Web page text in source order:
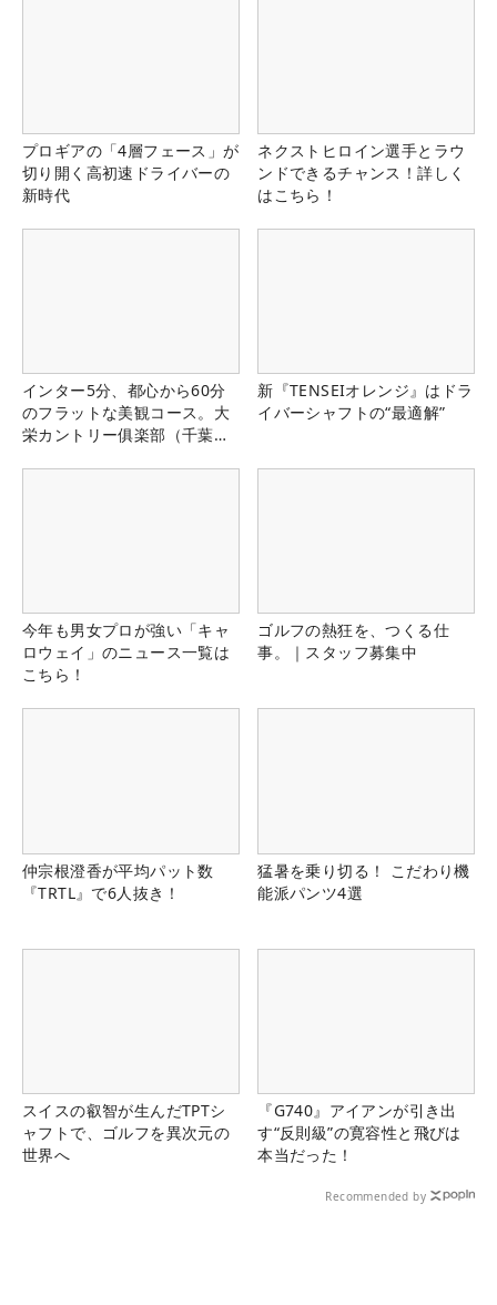
プロギアの「4層フェース」が
切り開く高初速ドライバーの
新時代
ネクストヒロイン選手とラウ
ンドできるチャンス！詳しく
はこちら！
インター5分、都心から60分
のフラットな美観コース。大
栄カントリー俱楽部（千葉
新『TENSEIオレンジ』はドラ
イバーシャフトの“最適解”
今年も男女プロが強い「キャ
ロウェイ」のニュース一覧は
こちら！
ゴルフの熱狂を、つくる仕
事。｜スタッフ募集中
仲宗根澄香が平均パット数
『TRTL』で6人抜き！
猛暑を乗り切る！ こだわり機
能派パンツ4選
スイスの叡智が生んだTPTシ
ャフトで、ゴルフを異次元の
世界へ
『G740』アイアンが引き出
す“反則級”の寛容性と飛びは
本当だった！
Recommended by